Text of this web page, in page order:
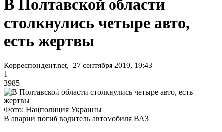
В Полтавской области
столкнулись четыре авто,
есть жертвы
Корреспондент.net, 27 сентября 2019, 19:43
1
3985
Фото: Нацполиция Украины
В аварии погиб водитель автомобиля ВАЗ